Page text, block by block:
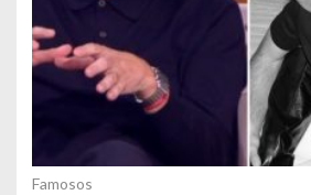
Famosos